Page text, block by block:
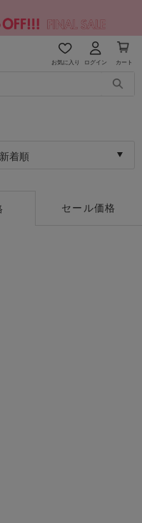
お気に入り ログイン カート
新着順
セール価格